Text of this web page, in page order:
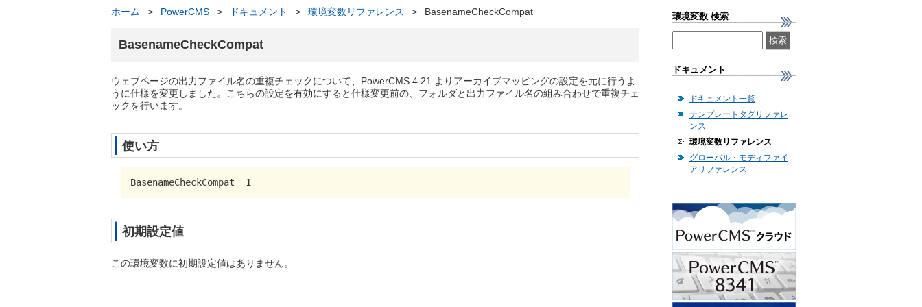
ホーム > PowerCMS > ドキュメント > 環境変数リファレンス > BasenameCheckCompat
BasenameCheckCompat
ウェブページの出力ファイル名の重複チェックについて、PowerCMS 4.21 よりアーカイブマッピングの設定を元に行うよ
うに仕様を変更しました。こちらの設定を有効にすると仕様変更前の、フォルダと出力ファイル名の組み合わせで重複チェ
ックを行います。
使い方
BasenameCheckCompat  1
初期設定値
この環境変数に初期設定値はありません。
環境変数 検索
ドキュメント
ドキュメント一覧
テンプレートタグリファレ
ンス
環境変数リファレンス
グローバル・モディファイ
アリファレンス